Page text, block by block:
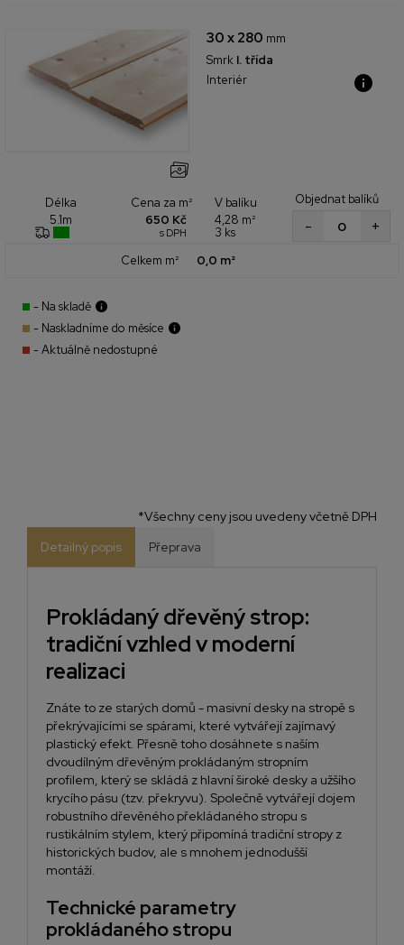
30 x 280 mm
Smrk I. třída
Interiér
Délka
5.1m
Cena za m²
650 Kč
s DPH
V balíku
4,28 m²
3 ks
Objednat balíků
+
-
Celkem m² 0,0 m²
- Na skladě
- Naskladníme do měsíce
- Aktuálně nedostupné
*Všechny ceny jsou uvedeny včetně DPH
Detailný popis
Přeprava
Prokládaný dřevěný strop:
tradiční vzhled v moderní
realizaci
Znáte to ze starých domů - masivní desky na stropě s
překrývajícími se spárami, které vytvářejí zajímavý
plastický efekt. Přesně toho dosáhnete s naším
dvoudílným dřevěným prokládaným stropním
profilem, který se skládá z hlavní široké desky a užšího
krycího pásu (tzv. překryvu). Společně vytvářejí dojem
robustního dřevěného překládaného stropu s
rustikálním stylem, který připomíná tradiční stropy z
historických budov, ale s mnohem jednodušší
montáží.
Technické parametry
prokládaného stropu